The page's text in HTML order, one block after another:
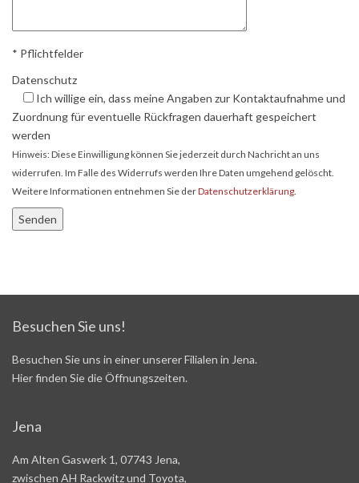
* Pflichtfelder
Datenschutz
Ich willige ein, dass meine Angaben zur Kontaktaufnahme und
Zuordnung für eventuelle Rückfragen dauerhaft gespeichert
werden
Hinweis: Diese Einwilligung können Sie jederzeit durch Nachricht an uns
widerrufen. Im Falle des Widerrufs werden Ihre Daten umgehend gelöscht.
Weitere Informationen entnehmen Sie derDatenschutzerklärung
Besuchen Sie uns!
Besuchen Sie uns in einer unserer Filialen in Jena.
Hier finden Sie die Öffnungszeiten.
Jena
Am Alten Gaswerk 1, 07743 Jena,
zwischen AH Rackwitz und Toyota,